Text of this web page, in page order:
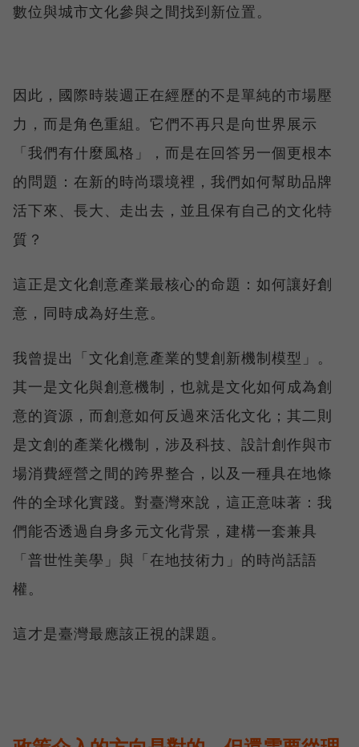
數位與城市文化參與之間找到新位置。
因此，國際時裝週正在經歷的不是單純的市場壓
力，而是角色重組。它們不再只是向世界展示
「我們有什麼風格」，而是在回答另一個更根本
的問題：在新的時尚環境裡，我們如何幫助品牌
活下來、長大、走出去，並且保有自己的文化特
質？
這正是文化創意產業最核心的命題：如何讓好創
意，同時成為好生意。
我曾提出「文化創意產業的雙創新機制模型」。
其一是文化與創意機制，也就是文化如何成為創
意的資源，而創意如何反過來活化文化；其二則
是文創的產業化機制，涉及科技、設計創作與市
場消費經營之間的跨界整合，以及一種具在地條
件的全球化實踐。對臺灣來說，這正意味著：我
們能否透過自身多元文化背景，建構一套兼具
「普世性美學」與「在地技術力」的時尚話語
權。
這才是臺灣最應該正視的課題。